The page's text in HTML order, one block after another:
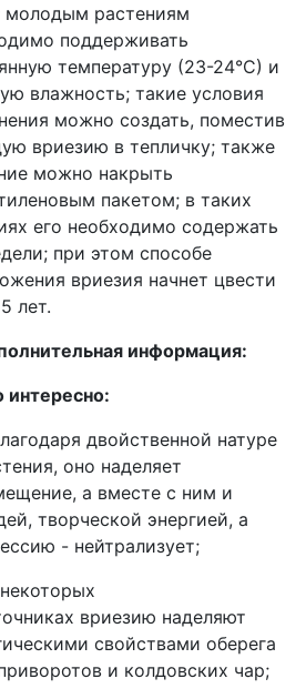
молодым растениям
поддерживать
температуру (23-24°С) и
влажность; такие условия
можно создать, поместив
вриезию в тепличку; также
можно накрыть
пакетом; в таких
его необходимо содержать
при этом способе
вриезия начнет цвести
лет.
информация:
интересно:
двойственной натуре
оно наделяет
а вместе с ним и
творческой энергией, а
- нейтрализует;
вриезию наделяют
свойствами оберега
и колдовских чар;